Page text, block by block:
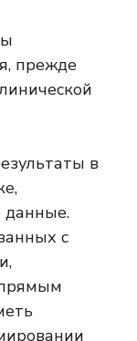
прежде
в
данные.
с